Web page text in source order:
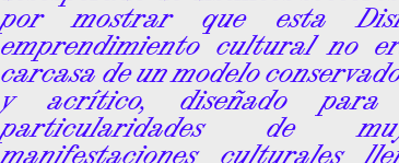
por mostrar que esta
emprendimiento cultural no
carcasa de un modelo
y acrítico, diseñado para
particularidades de
manifestaciones culturales